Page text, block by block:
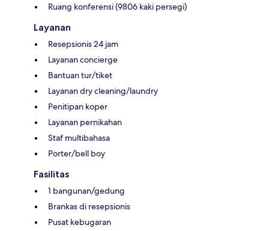
Ruang konferensi (9806 kaki persegi)
Layanan
Resepsionis 24 jam
Layanan concierge
Bantuan tur/tiket
Layanan dry cleaning/laundry
Penitipan koper
Layanan pernikahan
Staf multibahasa
Porter/bell boy
Fasilitas
1 bangunan/gedung
Brankas di resepsionis
Pusat kebugaran